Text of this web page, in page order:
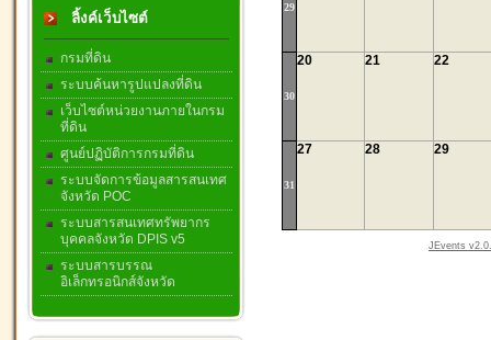
ลิ้งค์เว็บไซต์
กรมที่ดิน
ระบบค้นหารูปแปลงที่ดิน
เว็บไซต์หน่วยงานภายในกรม
ที่ดิน
ศูนย์ปฏิบัติการกรมที่ดิน
ระบบจัดการข้อมูลสารสนเทศ
จังหวัด POC
ระบบสารสนเทศทรัพยากร
บุคคลจังหวัด DPIS v5
ระบบสารบรรณ
อิเล็กทรอนิกส์จังหวัด
29
30
20 21 22
31
27 28 29
JEvents